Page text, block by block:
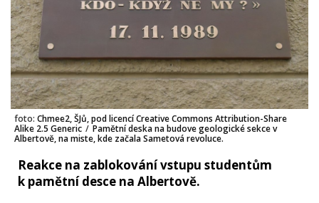
foto: Chmee2, ŠJů, pod licencí Creative Commons Attribution-Share
Alike 2.5 Generic / Pamětní deska na budove geologické sekce v
Albertově, na miste, kde začala Sametová revoluce.
Reakce na zablokování vstupu studentům
k pamětní desce na Albertově.